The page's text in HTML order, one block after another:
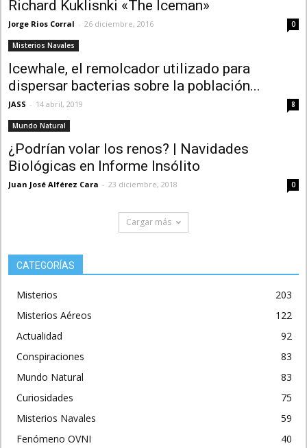
Richard Kuklisnki «The Iceman»
Jorge Rios Corral - 26 diciembre, 2016 0
Misterios Navales
Icewhale, el remolcador utilizado para
dispersar bacterias sobre la población...
JASS - 14 abril, 2019 8
Mundo Natural
¿Podrían volar los renos? | Navidades
Biológicas en Informe Insólito
Juan José Alférez Cara - 23 diciembre, 2018 0
Cargar más
CATEGORÍAS
Misterios
203
Misterios Aéreos
122
Actualidad
92
Conspiraciones
83
Mundo Natural
83
Curiosidades
75
Misterios Navales
59
Fenómeno OVNI
40